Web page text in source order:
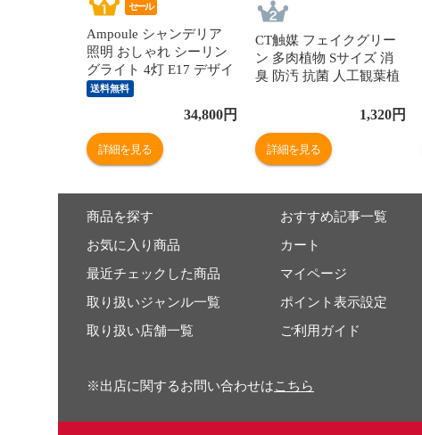
セール
Ampoule シャンデリア
照明 おしゃれ シーリン
グライト 4灯 E17 デザイ
ンガラス クリスタルガラ
ス リビング ダイニング
寝室 ラグジュアリー モ
ダン シンプル 高級 カフ
ェ インテリア ガラス ク
簡単取付 アスフォー社
Laci レイシー
送料無料
34,800円
詳細を見る
CT触媒 フェイクグリー
ン 多肉植物 Sサイズ 消
臭 防汚 抗菌 人工観葉植
ィシャルグリーン おしゃ
れ ナチュラル リビング
ダイニング 玄関 キッチ
ン トイレ 寄せ植え ガラ
1,320円
詳細を見る
商品を探す
お気に入り商品
最近チェックした商品
取り扱いジャンル一覧
取り扱い店舗一覧
おすすめ記事一覧
カート
マイページ
ポイント表示設定
ご利用ガイド
※出店に関するお問い合わせはこちら